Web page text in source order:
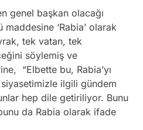
genel başkan olacağı
‘Rabia’ olarak
tek vatan, tek
söylemiş ve
“Elbette bu, Rabia’yı
ilgili gündem
hep dile getiriliyor. Bunu
da Rabia olarak ifade